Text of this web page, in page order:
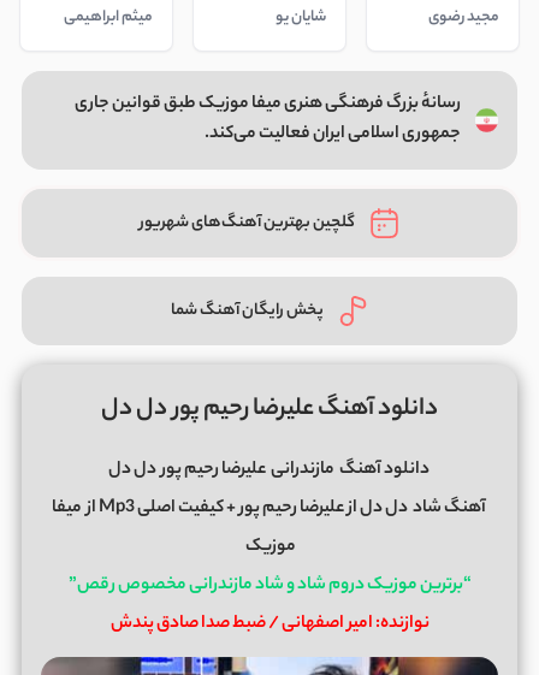
مجید رضوی شایان یو میثم ابراهیمی
رسانهٔ بزرگ فرهنگی هنری میفا موزیک طبق قوانین جاری
جمهوری اسلامی ایران فعالیت می‌کند.
گلچین بهترین آهنگ‌های شهریور
پخش رایگان آهنگ شما
دانلود آهنگ علیرضا رحیم پور دل دل
دانلود آهنگ مازندرانیعلیرضا رحیم پوردل دل
آهنگ شاددل دلازعلیرضا رحیم پور+ کیفیت اصلی Mp3 از
میفا
موزیک
“برترین موزیک دروم شاد و شاد مازندرانی مخصوص رقص”
نوازنده: امیر اصفهانی / ضبط صدا صادق پندش